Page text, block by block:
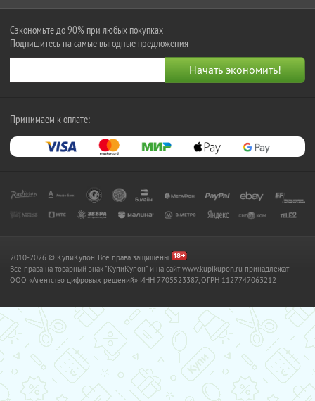
Сэкономьте до 90% при любых покупках
Подпишитесь на самые выгодные предложения
Принимаем к оплате:
2010-2026 © КупиКупон. Все права защищены.
Все права на товарный знак "КупиКупон" и на сайт www.kupikupon.ru принадлежат
OOO «Агентство цифровых решений» ИНН 7705523387, ОГРН 1127747063212